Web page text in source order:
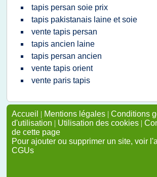
tapis persan soie prix
tapis pakistanais laine et soie
vente tapis persan
tapis ancien laine
tapis persan ancien
vente tapis orient
vente paris tapis
Accueil | Mentions légales | Conditions
d'utilisation | Utilisation des cookies |
de cette page
Pour ajouter ou supprimer un site, voir
CGUs